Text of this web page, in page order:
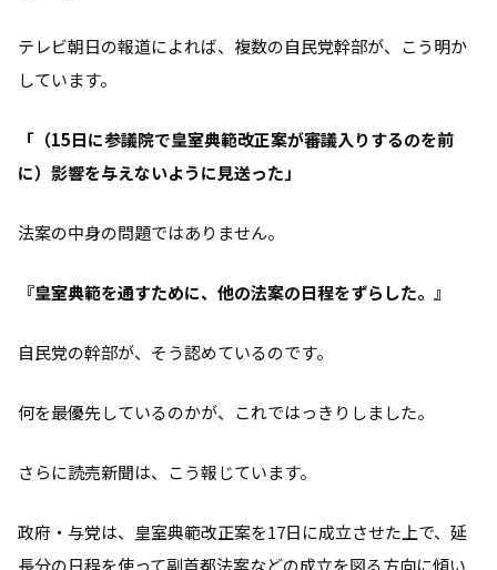
テレビ朝日の報道によれば、複数の自民党幹部が、こう明か
しています。
「（15日に参議院で皇室典範改正案が審議入りするのを前
に）影響を与えないように見送った」
法案の中身の問題ではありません。
『皇室典範を通すために、他の法案の日程をずらした。』
自民党の幹部が、そう認めているのです。
何を最優先しているのかが、これではっきりしました。
さらに読売新聞は、こう報じています。
政府・与党は、皇室典範改正案を17日に成立させた上で、延
長分の日程を使って副首都法案などの成立を図る方向に傾い